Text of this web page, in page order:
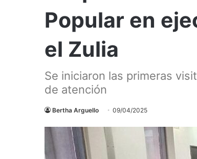
Popular en
el Zulia
Se iniciaron las primeras
de atención
Bertha Arguello 09/04/2025